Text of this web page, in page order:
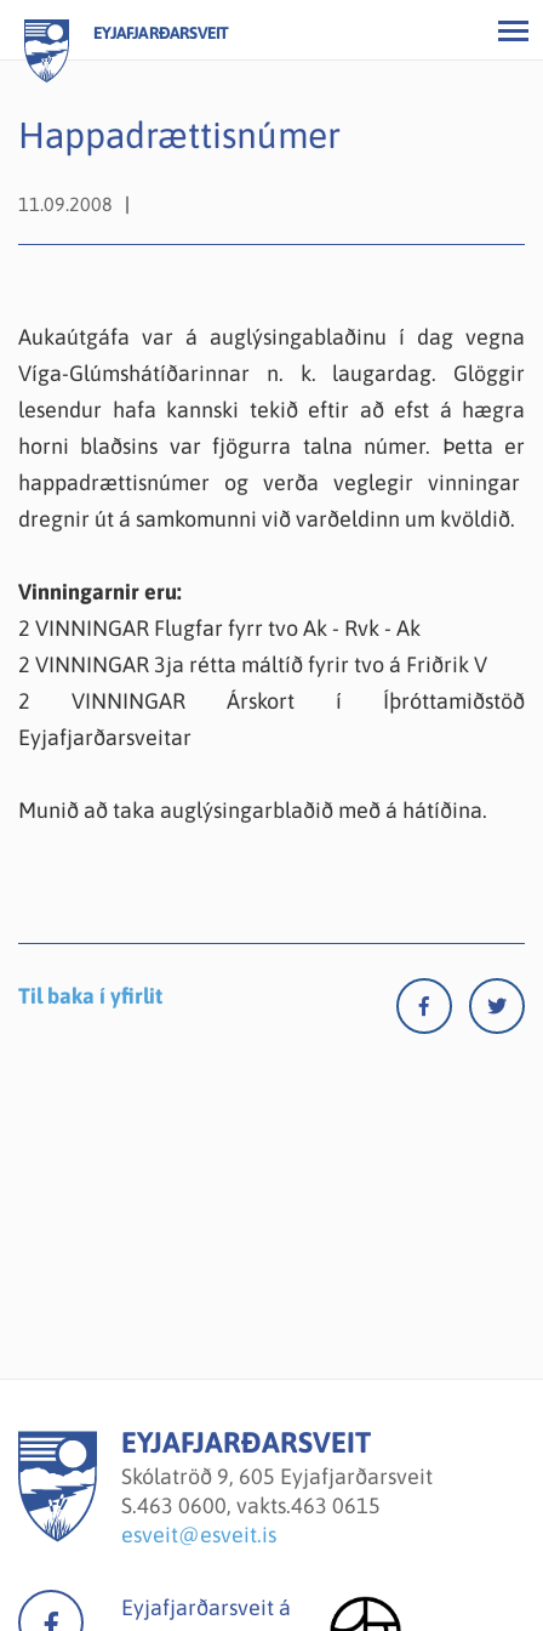
EYJAFJARÐARSVEIT
Happadrættisnúmer
11.09.2008
Aukaútgáfa var á auglýsingablaðinu í dag vegna
Víga-Glúmshátíðarinnar n. k. laugardag. Glöggir
lesendur hafa kannski tekið eftir að efst á hægra
horni blaðsins var fjögurra talna númer. Þetta er
happadrættisnúmer og verða veglegir vinningar
dregnir út á samkomunni við varðeldinn um kvöldið.
Vinningarnir eru:
2 VINNINGAR Flugfar fyrr tvo Ak - Rvk - Ak
2 VINNINGAR 3ja rétta máltíð fyrir tvo á Friðrik V
2 VINNINGAR Árskort í Íþróttamiðstöð
Eyjafjarðarsveitar
Munið að taka auglýsingarblaðið með á hátíðina.
Til baka í yfirlit
EYJAFJARÐARSVEIT
Skólatröð 9, 605 Eyjafjarðarsveit
S.463 0600, vakts.463 0615
esveit@esveit.is
Eyjafjarðarsveit á